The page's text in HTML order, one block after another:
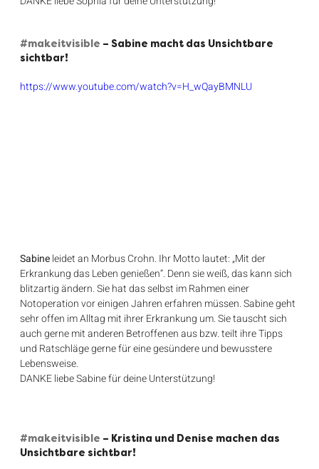
#makeitvisible – Sabine macht das Unsichtbare
sichtbar!
https://www.youtube.com/watch?v=H_wQayBMNLU
Sabine leidet an Morbus Crohn. Ihr Motto lautet: „Mit der
Erkrankung das Leben genießen“. Denn sie weiß, das kann sich
blitzartig ändern. Sie hat das selbst im Rahmen einer
Notoperation vor einigen Jahren erfahren müssen. Sabine geht
sehr offen im Alltag mit ihrer Erkrankung um. Sie tauscht sich
auch gerne mit anderen Betroffenen aus bzw. teilt ihre Tipps
und Ratschläge gerne für eine gesündere und bewusstere
Lebensweise.
DANKE liebe Sabine für deine Unterstützung!
#makeitvisible – Kristina und Denise machen das
Unsichtbare sichtbar!